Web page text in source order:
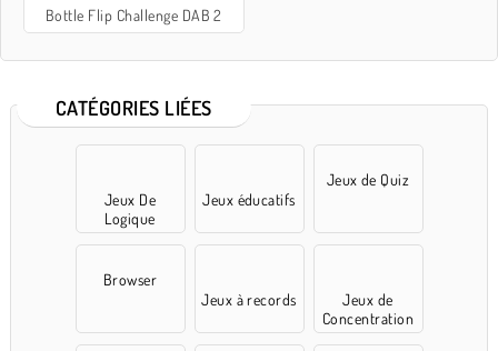
Bottle Flip Challenge DAB 2
CATÉGORIES LIÉES
Jeux De
Logique
Jeux éducatifs
Jeux de Quiz
Browser
Jeux à records
Jeux de
Concentration